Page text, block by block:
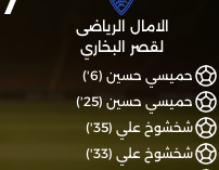
الامال الرياضى
لقصر البخاري
حميسي حسين (6')
حميسي حسين (25')
شخشوخ علي (35')
شخشوخ علي (33')